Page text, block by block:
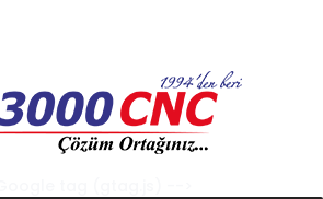
content